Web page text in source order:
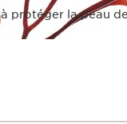
protéger la peau